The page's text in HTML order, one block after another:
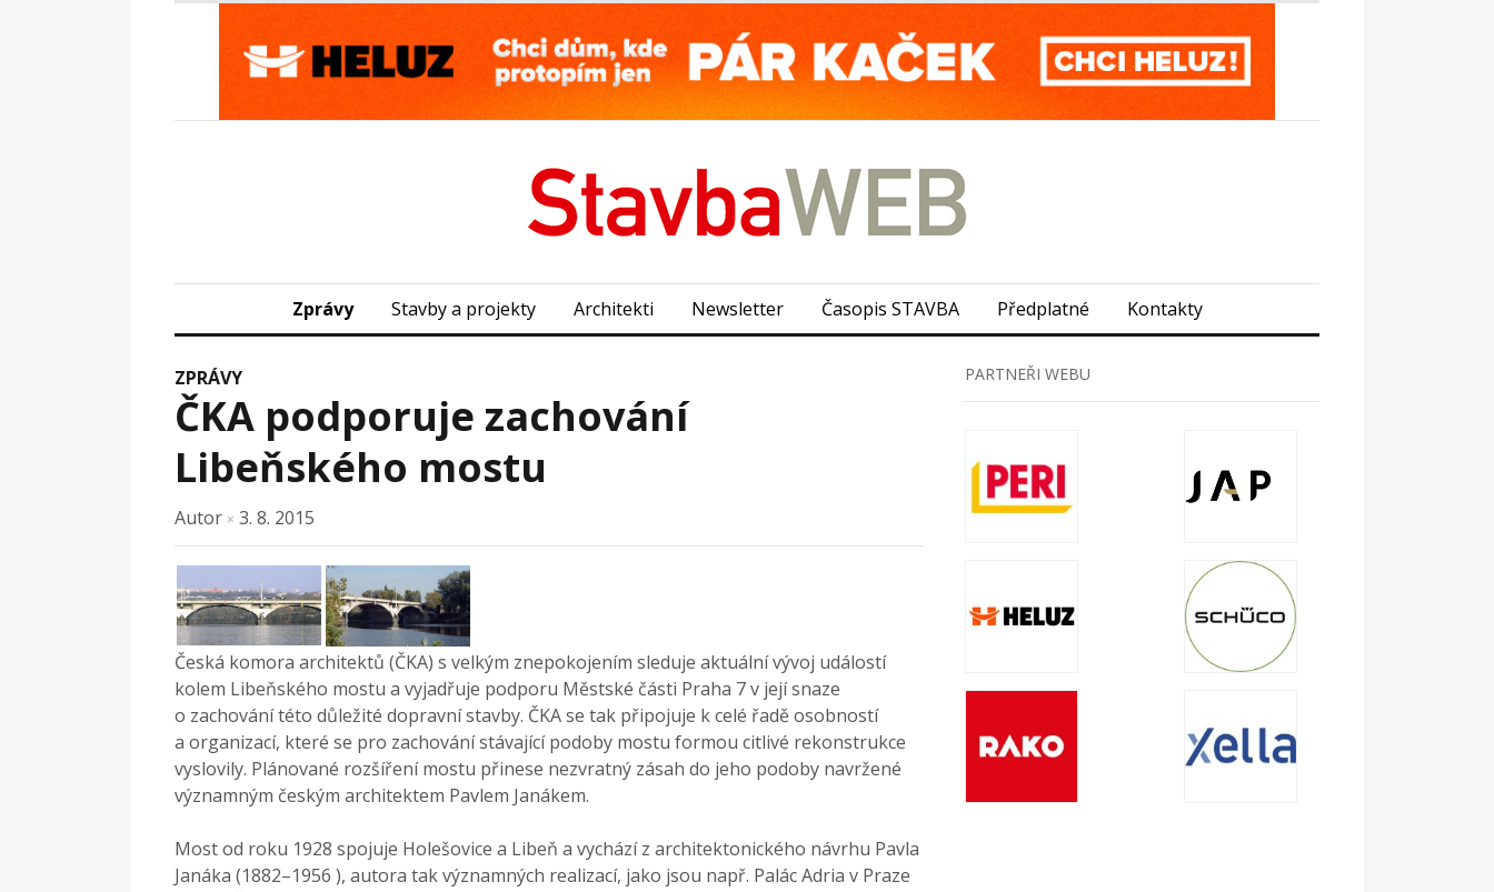
Zprávy Stavby a projekty Architekti Newsletter Časopis STAVBA Předplatné Kontakty
ZPRÁVY
ČKA podporuje zachování
Libeňského mostu
Autor × 3. 8. 2015
Česká komora architektů (ČKA) s velkým znepokojením sleduje aktuální vývoj událostí
kolem Libeňského mostu a vyjadřuje podporu Městské části Praha 7 v její snaze
o zachování této důležité dopravní stavby. ČKA se tak připojuje k celé řadě osobností
a organizací, které se pro zachování stávající podoby mostu formou citlivé rekonstrukce
vyslovily. Plánované rozšíření mostu přinese nezvratný zásah do jeho podoby navržené
významným českým architektem Pavlem Janákem.
Most od roku 1928 spojuje Holešovice a Libeň a vychází z architektonického návrhu Pavla
Janáka (1882–1956 ), autora tak významných realizací, jako jsou např. Palác Adria v Praze
PARTNEŘI WEBU